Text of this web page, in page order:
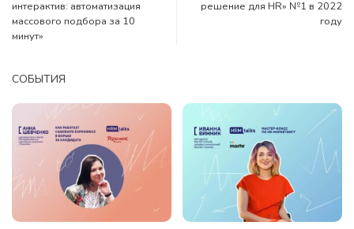
интерактив: автоматизация
массового подбора за 10
минут»
решение для HR» №1 в 2022
году
СОБЫТИЯ